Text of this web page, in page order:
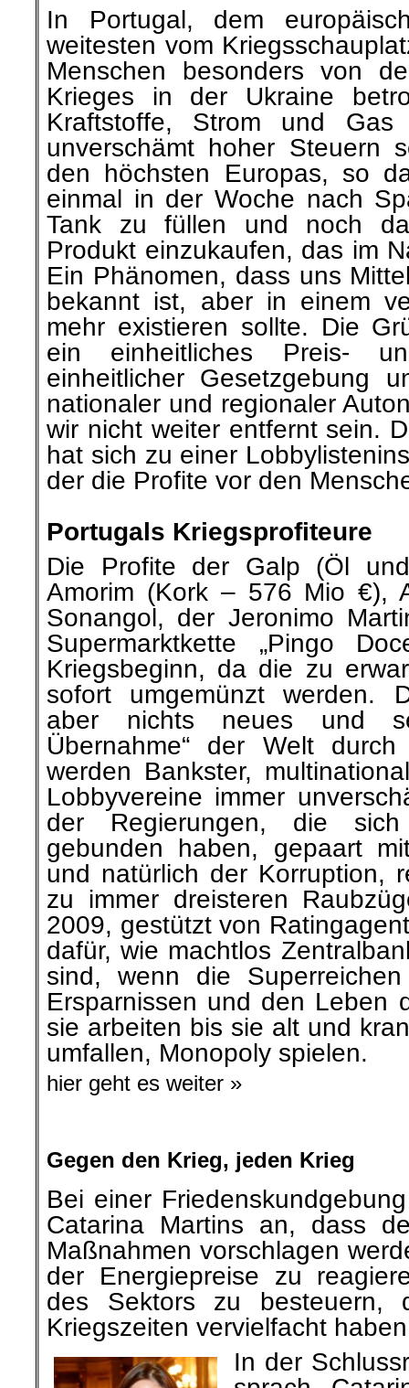
In Portugal, dem
weitesten vom
Menschen besonders von
Krieges in der Ukraine
Kraftstoffe, Strom und
unverschämt hoher Steuern
den höchsten Europas, so
einmal in der Woche nach
Tank zu füllen und noch
Produkt einzukaufen, das im
Ein Phänomen, dass uns
bekannt ist, aber in einem
mehr existieren sollte. Die
ein einheitliches Preis-
einheitlicher Gesetzgebung
nationaler und regionaler
wir nicht weiter entfernt sein.
hat sich zu einer
der die Profite vor den
Portugals Kriegsprofiteure
Die Profite der Galp (Öl
Amorim (Kork – 576 Mio €),
Sonangol, der Jeronimo
Supermarktkette „Pingo
Kriegsbeginn, da die zu
sofort umgemünzt werden.
aber nichts neues und
Übernahme“ der Welt
werden Bankster,
Lobbyvereine immer
der Regierungen, die
gebunden haben, gepaart
und natürlich der Korruption,
zu immer dreisteren
2009, gestützt von
dafür, wie machtlos
sind, wenn die
Ersparnissen und den Leben
sie arbeiten bis sie alt und
umfallen, Monopoly spielen.
hier geht es weiter »
Gegen den Krieg, jeden Krieg
Bei einer
Catarina Martins an, dass
Maßnahmen vorschlagen
der Energiepreise zu
des Sektors zu besteuern,
Kriegszeiten vervielfacht
In der